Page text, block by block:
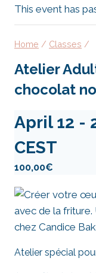
This event has
Home / Classes /
Atelier
chocolat
April 12 -
CEST
100,00€
Atelier spécial